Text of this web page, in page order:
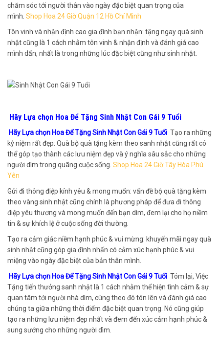
chăm sóc tới người thân vào ngày đặc biệt quan trọng của
mình. Shop Hoa 24 Giờ Quận 12 Hồ Chí Minh
Tôn vinh và nhận định cao gia đình bạn nhận: tặng ngay quà sinh
nhật cũng là 1 cách nhằm tôn vinh & nhận định và đánh giá cao
mình dấn, nhất là trong những lúc đặc biệt cũng như sinh nhật.
Hãy Lựa chọn Hoa Để Tặng Sinh Nhật Con Gái 9 Tuổi
Hãy Lựa chọn Hoa Để Tặng Sinh Nhật Con Gái 9 Tuổi Tạo ra những
kỷ niệm rất đẹp: Quà bộ quà tặng kèm theo sanh nhật cũng rất có
thể góp tạo thành các lưu niệm đẹp và ý nghĩa sâu sắc cho những
người dìm trong quãng cuộc sống. Shop Hoa 24 Giờ Tây Hòa Phú
Yên
Gửi đi thông điệp kính yêu & mong muốn: vấn đề bộ quà tặng kèm
theo vàng sinh nhật cũng chính là phương pháp để đưa đi thông
điệp yêu thương và mong muốn đến bạn dìm, đem lại cho họ niềm
tin & sự khích lệ ở cuộc sống đời thường.
Tạo ra cảm giác niềm hạnh phúc & vui mừng: khuyến mãi ngay quà
sinh nhật cũng góp gia đình nhấn có cảm xúc hạnh phúc & vui
miệng vào ngày đặc biệt của bản thân mình.
Hãy Lựa chọn Hoa Để Tặng Sinh Nhật Con Gái 9 Tuổi Tóm lại, Việc
Tặng tiến thưởng sanh nhật là 1 cách nhằm thể hiện tình cảm & sự
quan tâm tới người nhà dìm, cùng theo đó tôn lên và đánh giá cao
chúng ta giữa những thời điểm đặc biệt quan trọng. Nó cũng giúp
tạo ra những lưu niệm đẹp nhất và đem đến xúc cảm hạnh phúc &
sung sướng cho những người dìm.